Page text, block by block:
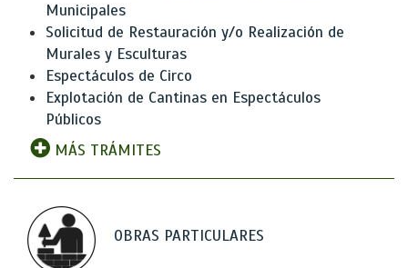
Municipales
Solicitud de Restauración y/o Realización de
Murales y Esculturas
Espectáculos de Circo
Explotación de Cantinas en Espectáculos
Públicos
MÁS TRÁMITES
OBRAS PARTICULARES